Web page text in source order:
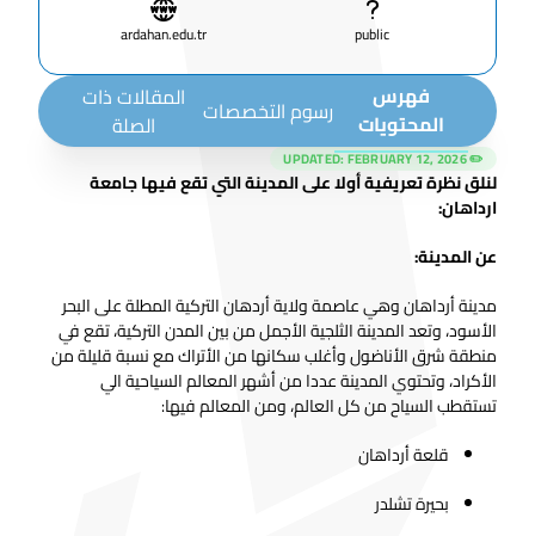
public
ardahan.edu.tr
فهرس
المحتويات
رسوم التخصصات المقالات ذات
الصلة
✏️ UPDATED:
FEBRUARY 12, 2026
لنلق نظرة تعريفية أولا على المدينة التي تقع فيها جامعة
ارداهان:
عن المدينة:
مدينة أرداهان وهي عاصمة ولاية أردهان التركية المطلة على البحر
الأسود، وتعد المدينة الثلجية الأجمل من بين المدن التركية، تقع في
منطقة شرق الأناضول وأغلب سكانها من الأتراك مع نسبة قليلة من
الأكراد، وتحتوي المدينة عددا من أشهر المعالم السياحية الي
تستقطب السياح من كل العالم، ومن المعالم فيها:
قلعة أرداهان
بحيرة تشلدر